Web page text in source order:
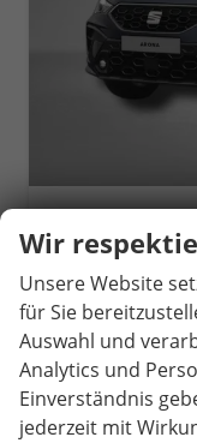
Style 1.0 TSI 6-
Fahrzeugnr. 81590
Kraftstoff Benzin
Leistung 85 kW (116 PS)
25.290,– €
Wir
Unsere Website
für Sie
Auswahl und
Analytics und
Einverständnis
jederzeit mit